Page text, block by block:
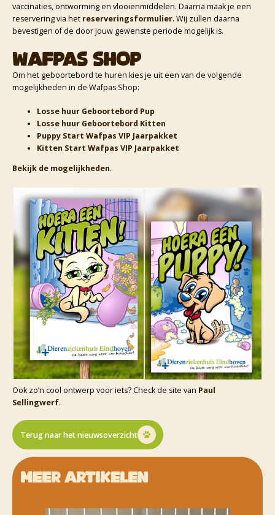
vaccinaties, ontworming en vlooienmiddelen. Daarna maak je een
reservering via het reserveringsformulier. Wij zullen daarna
bevestigen of de door jouw gewenste periode mogelijk is.
Wafpas Shop
Om het geboortebord te huren kies je uit een van de volgende
mogelijkheden in de Wafpas Shop:
Losse huur Geboortebord Pup
Losse huur Geboortebord Kitten
Puppy Start Wafpas VIP Jaarpakket
Kitten Start Wafpas VIP Jaarpakket
Bekijk de mogelijkheden.
Ook zo’n cool ontwerp voor iets? Check de site van Paul
Sellingwerf.
Terug naar het nieuwsoverzicht
Meer artikelen